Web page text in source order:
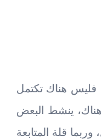
فليس هناك تكتمل
وهناك، ينشط البعض
قلة المتابعة